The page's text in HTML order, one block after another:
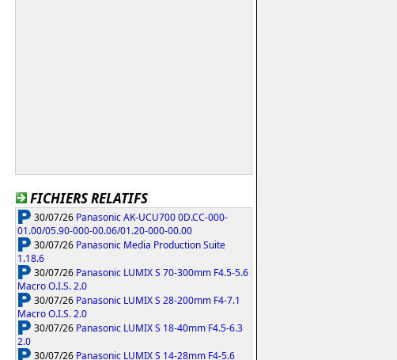
FICHIERS RELATIFS
30/07/26 Panasonic AK-UCU700 0D.CC-000-
01.00/05.90-000-00.06/01.20-000-00.00
30/07/26 Panasonic Media Production Suite
1.18.6
30/07/26 Panasonic LUMIX S 70-300mm F4.5-5.6
Macro O.I.S. 2.0
30/07/26 Panasonic LUMIX S 28-200mm F4-7.1
Macro O.I.S. 2.0
30/07/26 Panasonic LUMIX S 18-40mm F4.5-6.3
2.0
30/07/26 Panasonic LUMIX S 14-28mm F4-5.6